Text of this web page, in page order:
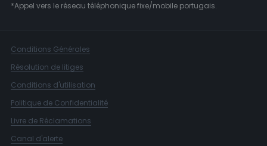
*Appel vers le réseau téléphonique fixe/mobile portugais.
Conditions Générales
Résolution de litiges
Conditions d'utilisation
Politique de Confidentialité
Livre de Réclamations
Canal d'alerte